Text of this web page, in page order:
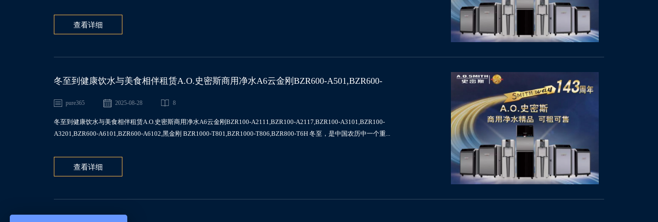
查看详细
冬至到健康饮水与美食相伴租赁A.O.史密斯商用净水A6云金刚BZR600-A501,BZR600-
A6101,BZR1000-T801
pure365 2025-08-28 8
冬至到健康饮水与美食相伴租赁A.O.史密斯商用净水A6云金刚BZR100-A2111,BZR100-A2117,BZR100-A3101,BZR100-
A3201,BZR600-A6101,BZR600-A6102,黑金刚 BZR1000-T801,BZR1000-T806,BZR800-T6H 冬至，是中国农历中一个重...
查看详细